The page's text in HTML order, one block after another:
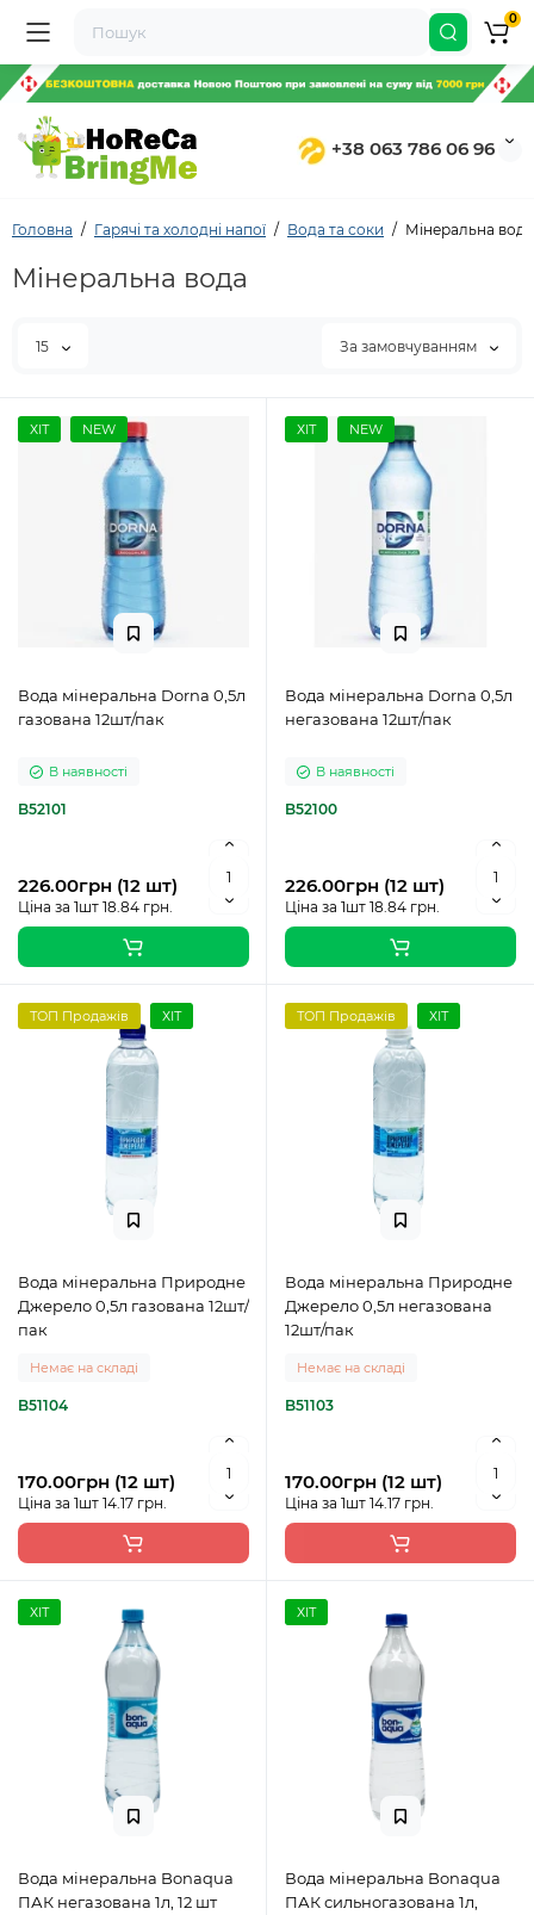
+38 063 786 06 96
0
Головна Гарячі та холодні напої Вода та соки Мінеральна вода
Мінеральна вода
15 За замовчуванням
ХІТ NEW
Вода мінеральна Dorna 0,5л
газована 12шт/пак
В наявності
B52101
226.00грн (12 шт)
Ціна за 1шт 18.84 грн.
ХІТ NEW
Вода мінеральна Dorna 0,5л
негазована 12шт/пак
В наявності
B52100
226.00грн (12 шт)
Ціна за 1шт 18.84 грн.
ТОП Продажів ХІТ
Вода мінеральна Природне
Джерело 0,5л газована 12шт/
пак
Немає на складі
B51104
170.00грн (12 шт)
Ціна за 1шт 14.17 грн.
ТОП Продажів ХІТ
Вода мінеральна Природне
Джерело 0,5л негазована
12шт/пак
Немає на складі
B51103
170.00грн (12 шт)
Ціна за 1шт 14.17 грн.
ХІТ
Вода мінеральна Bonaqua
ПАК негазована 1л, 12 шт
ХІТ
Вода мінеральна Bonaqua
ПАК сильногазована 1л,